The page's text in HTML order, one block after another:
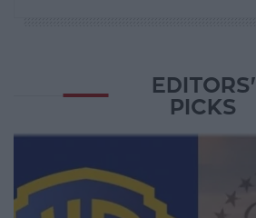
EDITORS'
PICKS